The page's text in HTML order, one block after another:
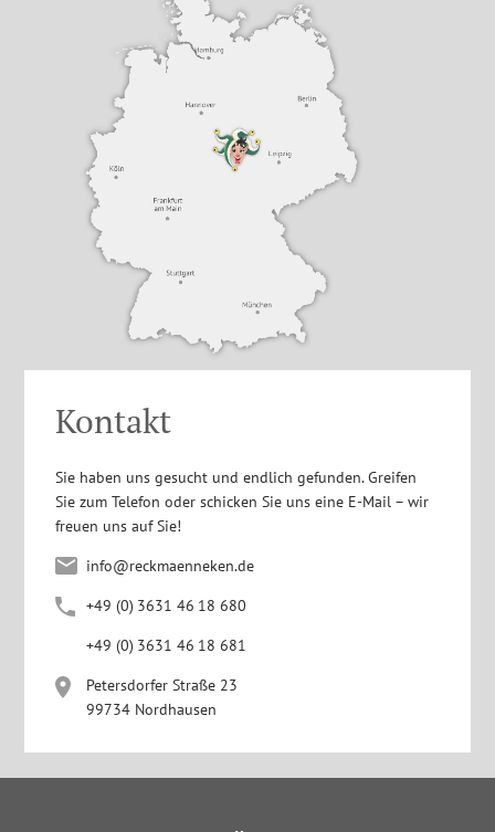
Kontakt
Sie haben uns gesucht und endlich gefunden. Greifen
Sie zum Telefon oder schicken Sie uns eine E-Mail – wir
freuen uns auf Sie!
info@reckmaenneken.de
+49 (0) 3631 46 18 680
+49 (0) 3631 46 18 681
Petersdorfer Straße 23
99734 Nordhausen